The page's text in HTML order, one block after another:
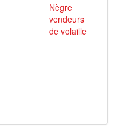
Nègre
vendeurs
de volaille